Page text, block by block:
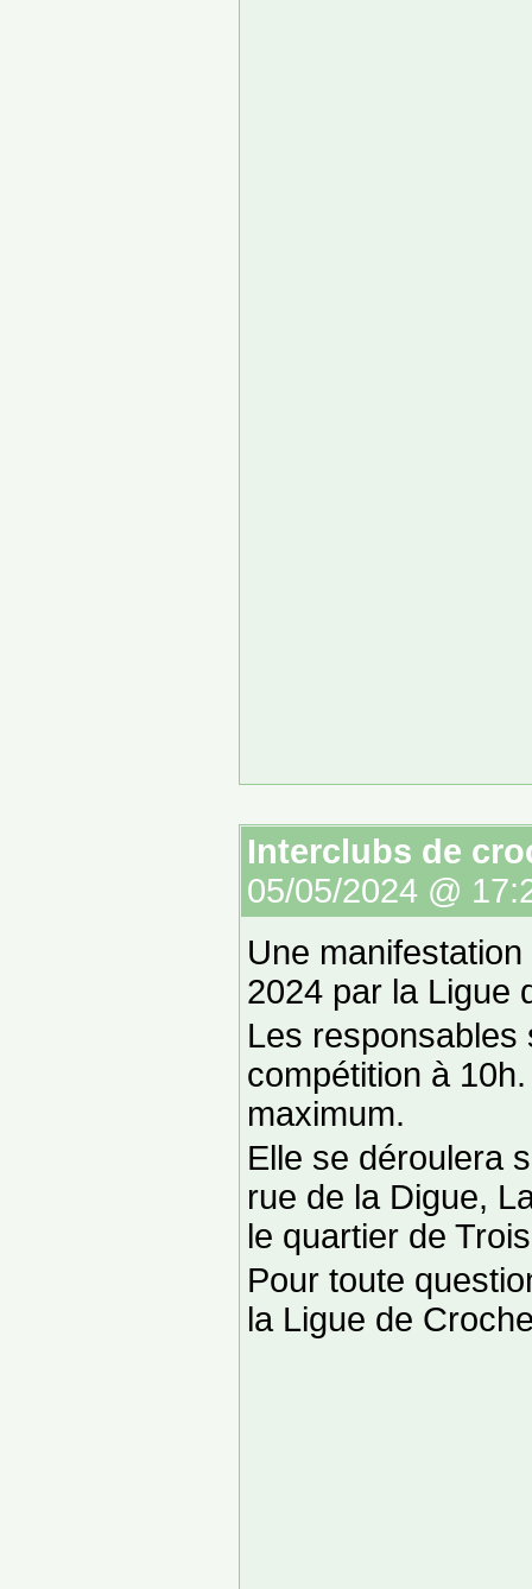
Interclubs de
05/05/2024 @
Une
2024 par la Ligue
Les responsables
compétition à
maximum.
Elle se déroulera
rue de la Digue,
le quartier de
Pour toute
la Ligue de